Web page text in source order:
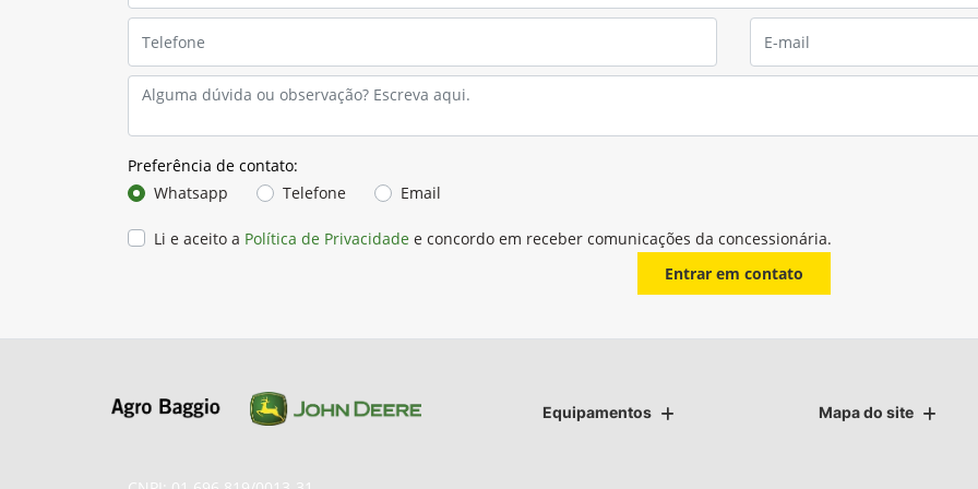
Preferência de contato:
Whatsapp
Telefone Email
Li e aceito a Política de Privacidade e concordo em receber comunicações da concessionária.
Entrar em contato
Equipamentos Mapa do site